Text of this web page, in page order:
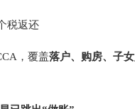
税返还
，覆盖落户、购房、子